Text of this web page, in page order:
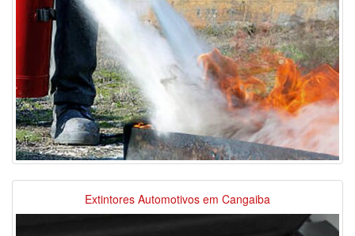
Extintores Automotivos em Cangaiba